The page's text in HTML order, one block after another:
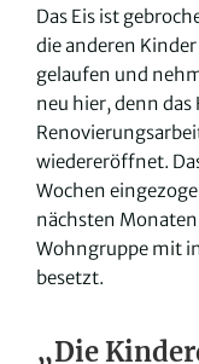
Das Eis ist
die anderen
gelaufen und
neu hier, denn
wiedereröffnet.
Wochen
nächsten
Wohngruppe mit
besetzt.
„Die